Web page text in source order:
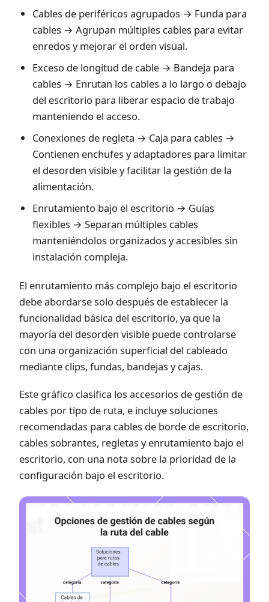
Cables de periféricos agrupados → Funda para
cables → Agrupan múltiples cables para evitar
enredos y mejorar el orden visual.
Exceso de longitud de cable → Bandeja para
cables → Enrutan los cables a lo largo o debajo
del escritorio para liberar espacio de trabajo
manteniendo el acceso.
Conexiones de regleta → Caja para cables →
Contienen enchufes y adaptadores para limitar
el desorden visible y facilitar la gestión de la
alimentación.
Enrutamiento bajo el escritorio → Guías
flexibles → Separan múltiples cables
manteniéndolos organizados y accesibles sin
instalación compleja.
El enrutamiento más complejo bajo el escritorio
debe abordarse solo después de establecer la
funcionalidad básica del escritorio, ya que la
mayoría del desorden visible puede controlarse
con una organización superficial del cableado
mediante clips, fundas, bandejas y cajas.
Este gráfico clasifica los accesorios de gestión de
cables por tipo de ruta, e incluye soluciones
recomendadas para cables de borde de escritorio,
cables sobrantes, regletas y enrutamiento bajo el
escritorio, con una nota sobre la prioridad de la
configuración bajo el escritorio.